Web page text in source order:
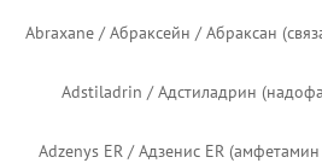
Adstiladrin / Адстиладрин
Adzenys ER / Адзенис ER